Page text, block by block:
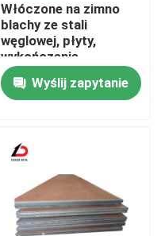
Włóczone na zimno
blachy ze stali
węglowej, płyty,
wykończenie
powierzchni i
dokładność wymiarów,
odpowiednie do
Wyślij zapytanie